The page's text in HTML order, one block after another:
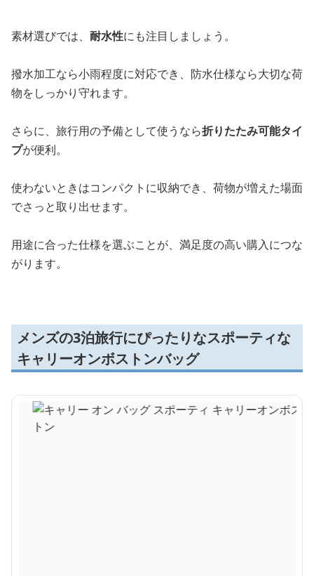
素材選びでは、 耐水性にも注目しましょう。
撥水加工なら小雨程度に対応でき、防水仕様なら大切な荷
物をしっかり守れます。
さらに、旅行用の予備として使うなら折りたたみ可能タイ
プが便利。
使わないときはコンパクトに収納でき、荷物が増えた場面
でさっと取り出せます。
用途に合った仕様を選ぶことが、満足度の高い購入につな
がります。
メンズの3泊旅行にぴったりなスポーティな
キャリーオンボストンバッグ